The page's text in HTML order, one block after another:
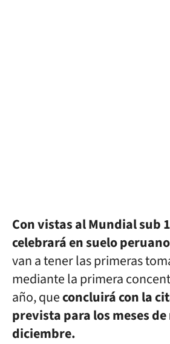
Con vistas al Mundial sub
celebrará en suelo
van a tener las primeras
mediante la primera
año, queconcluirá con la
prevista para los meses
diciembre.